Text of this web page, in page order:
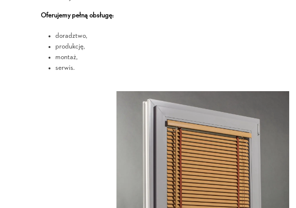
Oferujemy pełną obsługę:
doradztwo,
produkcję,
montaż,
serwis.